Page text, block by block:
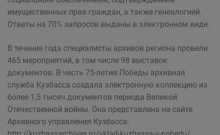
имущественных прав граждан, а также генеалогией.
Ответы на 70% запросов выданы в электронном виде.
В течение года специалисты архивов региона провели
465 мероприятий, в том числе 98 выставок
документов. В честь 75-летия Победы архивная
служба Кузбасса создала электронную коллекцию из
более 1,5 тысяч документов периода Великой
Отечественной войны. Она представлена на сайте
Архивного управления Кузбасса: